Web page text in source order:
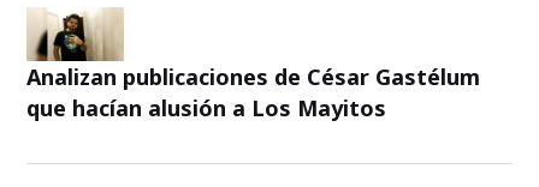
Analizan publicaciones de César Gastélum
que hacían alusión a Los Mayitos